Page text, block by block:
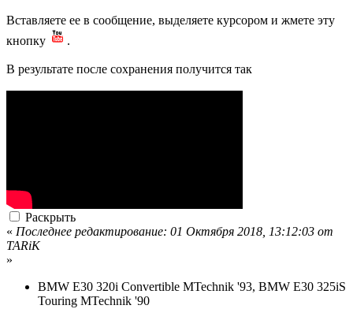
Вставляете ее в сообщение, выделяете курсором и жмете эту
кнопку
.
В результате после сохранения получится так
Раскрыть
« Последнее редактирование: 01 Октября 2018, 13:12:03 от
TARiK
»
BMW E30 320i Convertible MTechnik '93, BMW E30 325iS
Touring MTechnik '90